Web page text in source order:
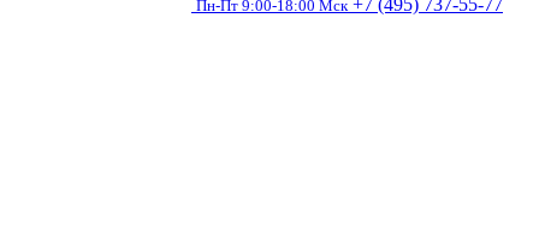
Пн-Пт 9:00-18:00 Мск +7 (495) 737-55-77